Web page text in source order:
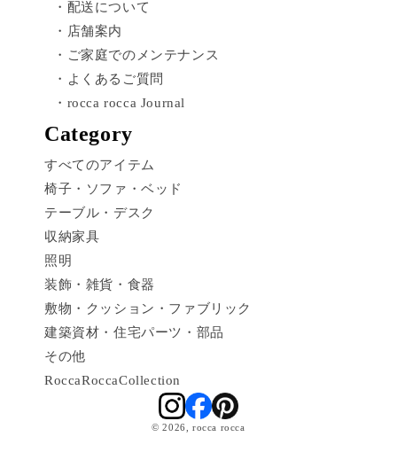
・配送について
・店舗案内
・ご家庭でのメンテナンス
・よくあるご質問
・rocca rocca Journal
Category
すべてのアイテム
椅子・ソファ・ベッド
テーブル・デスク
収納家具
照明
装飾・雑貨・食器
敷物・クッション・ファブリック
建築資材・住宅パーツ・部品
その他
RoccaRoccaCollection
© 2026,rocca rocca